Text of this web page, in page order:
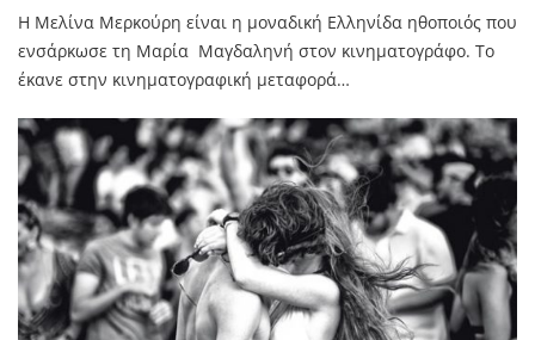
Η Μελίνα Μερκούρη είναι η μοναδική Ελληνίδα ηθοποιός που
ενσάρκωσε τη Μαρία Μαγδαληνή στον κινηματογράφο. Το
έκανε στην κινηματογραφική μεταφορά…